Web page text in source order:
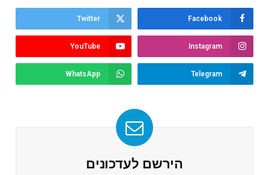
Facebook
Twitter
Instagram
YouTube
Telegram
WhatsApp
הירשם לעדכונים